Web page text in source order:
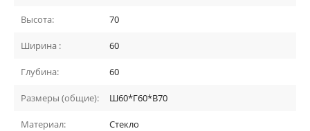
Высота: 70
Ширина : 60
Глубина: 60
Размеры (общие): Ш60*Г60*В70
Материал: Стекло